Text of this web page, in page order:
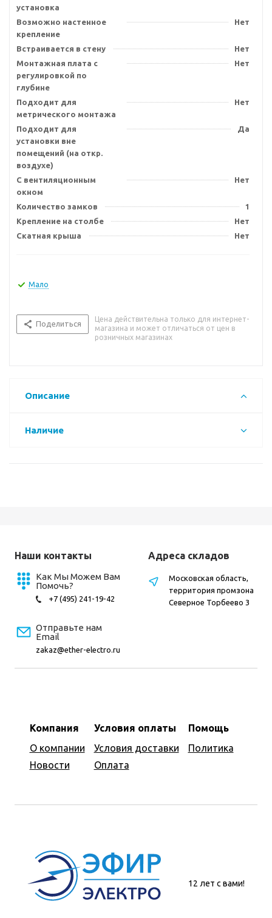
установка
Возможно настенное
крепление
Нет
Встраивается в стену
Нет
Монтажная плата с
регулировкой по
глубине
Нет
Подходит для
метрического монтажа
Нет
Подходит для
установки вне
помещений (на откр.
воздухе)
Да
С вентиляционным
окном
Нет
Количество замков
1
Крепление на столбе
Нет
Скатная крыша
Нет
Мало
Поделиться
Цена действительна только для интернет-
магазина и может отличаться от цен в
розничных магазинах
Описание
Наличие
Наши контакты
Как Мы Можем Вам
Помочь?
+7 (495) 241-19-42
Отправьте нам
Email
zakaz@ether-electro.ru
Компания
О компании
Новости
Условия оплаты
Условия доставки
Оплата
Помощь
Политика
Адреса складов
Московская область,
территория промзона
Северное Торбеево 3
12 лет с вами!